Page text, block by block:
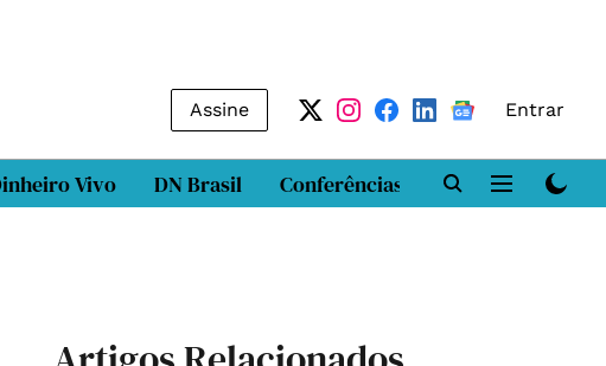
Assine Entrar
Vivo DN Brasil Conferências DN LAB